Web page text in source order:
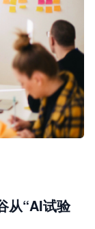
从“AI试验